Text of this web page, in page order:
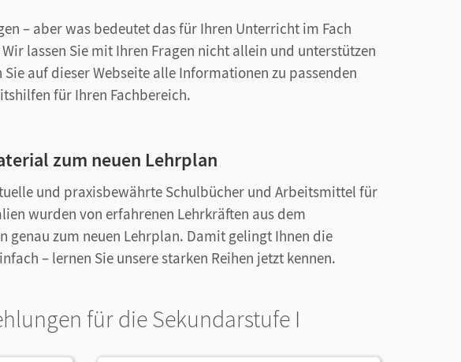
– aber was bedeutet das für Ihren Unterricht im Fach
lassen Sie mit Ihren Fragen nicht allein und unterstützen
auf dieser Webseite alle Informationen zu passenden
für Ihren Fachbereich.
zum neuen Lehrplan
und praxisbewährte Schulbücher und Arbeitsmittel für
wurden von erfahrenen Lehrkräften aus dem
genau zum neuen Lehrplan. Damit gelingt Ihnen die
– lernen Sie unsere starken Reihen jetzt kennen.
für die Sekundarstufe I